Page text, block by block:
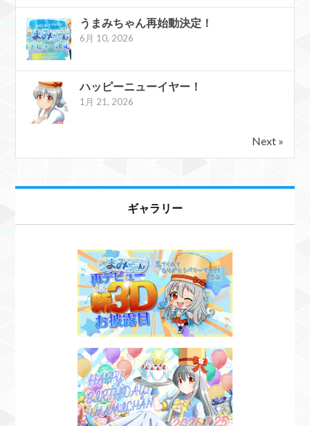
うまみちゃん再始動決定！
6月 10, 2026
ハッピーニューイヤー！
1月 21, 2026
Next »
ギャラリー